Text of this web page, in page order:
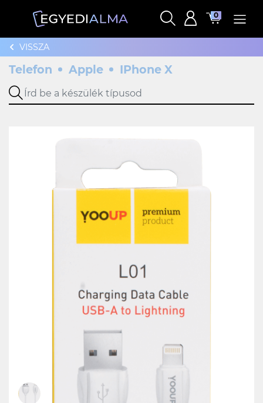
0
VISSZA
Telefon Apple IPhone X